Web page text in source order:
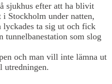
sjukhus efter att ha blivit
i Stockholm under natten,
lyckades ta sig ut och fick
tunnelbanestation som slog
och man vill inte lämna ut
utredningen.